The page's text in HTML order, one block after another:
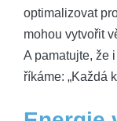
optimalizovat
mohou vytvořit
A pamatujte,⁤ že
říkáme: „Každá